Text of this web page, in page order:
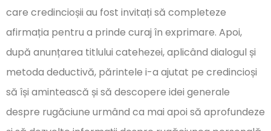
care credincioșii au fost invitați să completeze
afirmația pentru a prinde curaj în exprimare. Apoi,
după anunțarea titlului catehezei, aplicând dialogul și
metoda deductivă, părintele i-a ajutat pe credincioși
să își amintească și să descopere idei generale
despre rugăciune urmând ca mai apoi să aprofundeze